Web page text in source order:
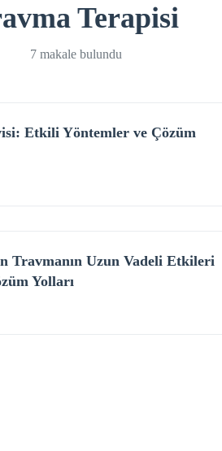
Terapisi
7 makale bulundu
Etkili Yöntemler ve Çözüm
Travmanın Uzun Vadeli Etkileri
Yolları